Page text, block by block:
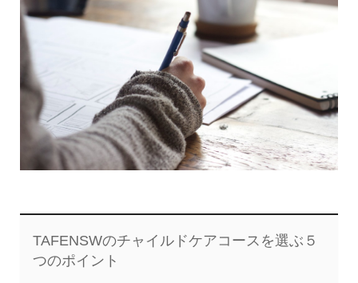
TAFENSWのチャイルドケアコースを選ぶ５
つのポイント